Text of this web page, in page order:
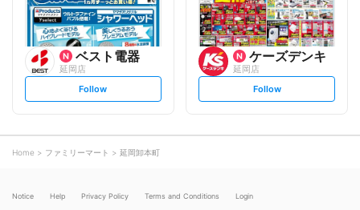
ベスト電器
延岡店
s
l
o
Follow
ケーズデンキ
延岡店
s
l
Follow
Home ファミリーマート 延岡卸本町
Notice Help Privacy Policy Terms and Conditions Login